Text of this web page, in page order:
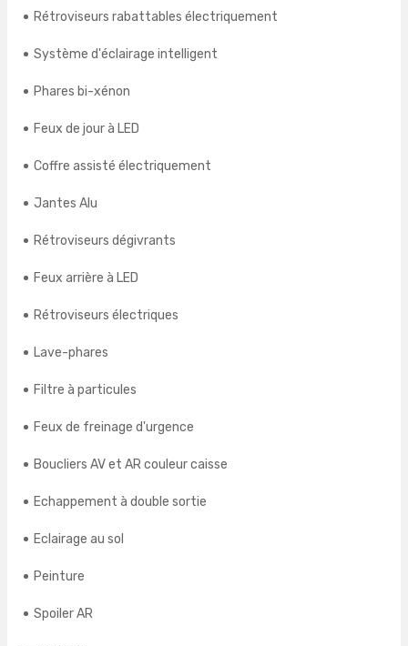
Rétroviseurs rabattables électriquement
Système d'éclairage intelligent
Phares bi-xénon
Feux de jour à LED
Coffre assisté électriquement
Jantes Alu
Rétroviseurs dégivrants
Feux arrière à LED
Rétroviseurs électriques
Lave-phares
Filtre à particules
Feux de freinage d'urgence
Boucliers AV et AR couleur caisse
Echappement à double sortie
Eclairage au sol
Peinture
Spoiler AR